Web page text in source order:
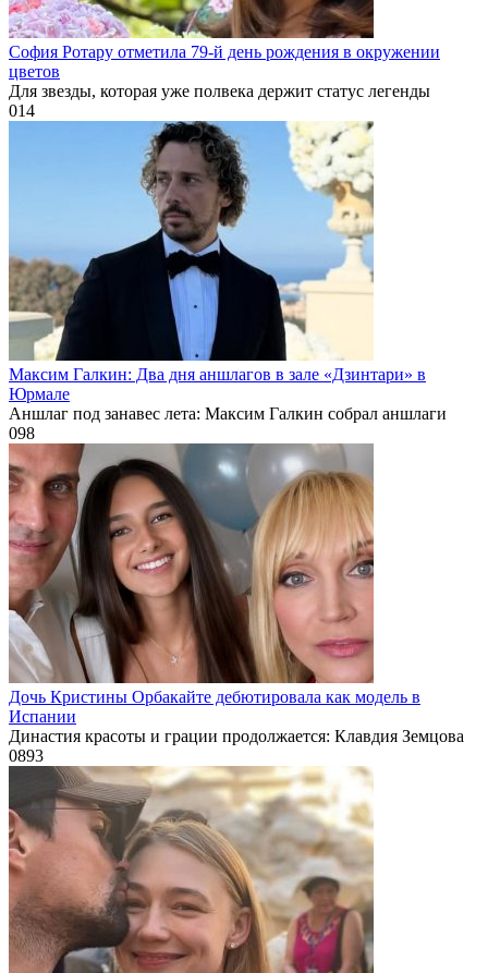
София Ротару отметила 79-й день рождения в окружении
цветов
Для звезды, которая уже полвека держит статус легенды
014
Максим Галкин: Два дня аншлагов в зале «Дзинтари» в
Юрмале
Аншлаг под занавес лета: Максим Галкин собрал аншлаги
098
Дочь Кристины Орбакайте дебютировала как модель в
Испании
Династия красоты и грации продолжается: Клавдия Земцова
0893